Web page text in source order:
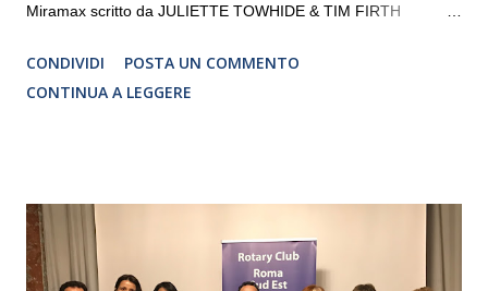
Miramax scritto da JULIETTE TOWHIDE & TIM FIRTH
CRISTINA PEZZOLI
CONDIVIDI
POSTA UN COMMENTO
CONTINUA A LEGGERE